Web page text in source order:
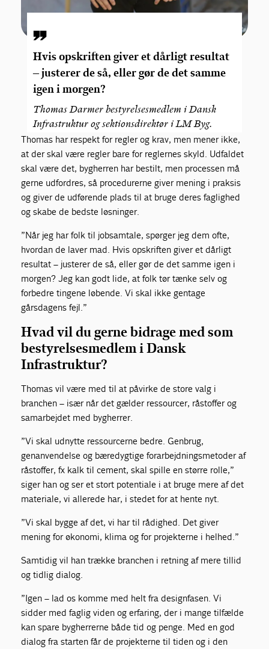
Hvis opskriften giver et dårligt resultat
– justerer de så, eller gør de det samme
igen i morgen?
Thomas Darmer bestyrelsesmedlem i Dansk
Infrastruktur og sektionsdirektør i LM Byg.
Thomas har respekt for regler og krav, men mener ikke,
at der skal være regler bare for reglernes skyld. Udfaldet
skal være det, bygherren har bestilt, men processen må
gerne udfordres, så procedurerne giver mening i praksis
og giver de udførende plads til at bruge deres faglighed
og skabe de bedste løsninger.
”Når jeg har folk til jobsamtale, spørger jeg dem ofte,
hvordan de laver mad. Hvis opskriften giver et dårligt
resultat – justerer de så, eller gør de det samme igen i
morgen? Jeg kan godt lide, at folk tør tænke selv og
forbedre tingene løbende. Vi skal ikke gentage
gårsdagens fejl.”
Hvad vil du gerne bidrage med som
bestyrelsesmedlem i Dansk
Infrastruktur?
Thomas vil være med til at påvirke de store valg i
branchen – især når det gælder ressourcer, råstoffer og
samarbejdet med bygherrer.
”Vi skal udnytte ressourcerne bedre. Genbrug,
genanvendelse og bæredygtige forarbejdningsmetoder af
råstoffer, fx kalk til cement, skal spille en større rolle,”
siger han og ser et stort potentiale i at bruge mere af det
materiale, vi allerede har, i stedet for at hente nyt.
”Vi skal bygge af det, vi har til rådighed. Det giver
mening for økonomi, klima og for projekterne i helhed.”
Samtidig vil han trække branchen i retning af mere tillid
og tidlig dialog.
”Igen – lad os komme med helt fra designfasen. Vi
sidder med faglig viden og erfaring, der i mange tilfælde
kan spare bygherrerne både tid og penge. Med en god
dialog fra starten får de projekterne til tiden og i den